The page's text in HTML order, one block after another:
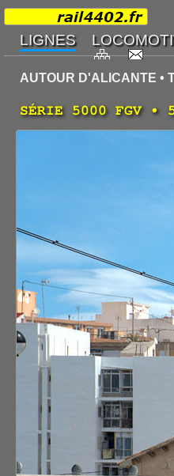
AUTOUR D'ALICANTE •
SÉRIE 5000 FGV •